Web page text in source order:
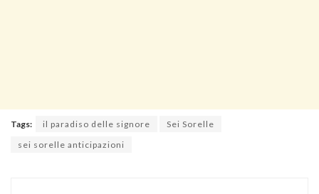
Tags: il paradiso delle signore
Sei Sorelle
sei sorelle anticipazioni